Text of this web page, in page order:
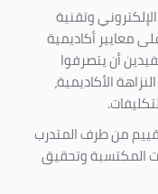
وتقنية
معايير أكاديمية
أن يتصرفوا
الأكاديمية،
من طرف المتدرب
المكتسبة وتحقيق